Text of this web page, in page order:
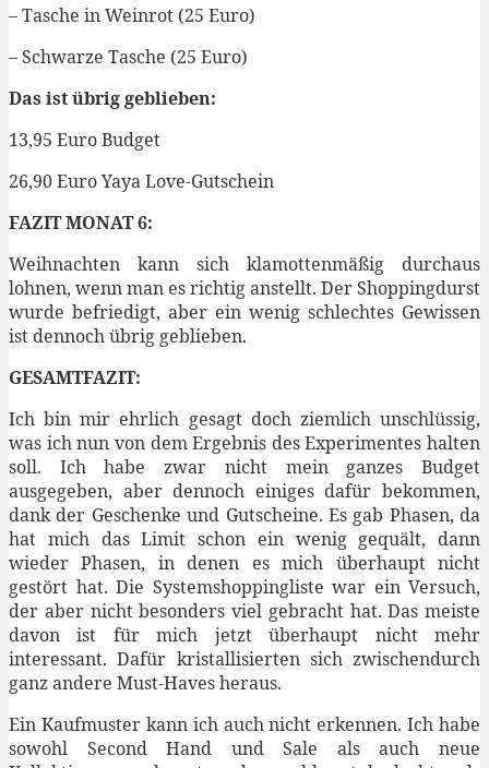
– Tasche in Weinrot (25 Euro)
– Schwarze Tasche (25 Euro)
Das ist übrig geblieben:
13,95 Euro Budget
26,90 Euro Yaya Love-Gutschein
FAZIT MONAT 6:
Weihnachten kann sich klamottenmäßig durchaus
lohnen, wenn man es richtig anstellt. Der Shoppingdurst
wurde befriedigt, aber ein wenig schlechtes Gewissen
ist dennoch übrig geblieben.
GESAMTFAZIT:
Ich bin mir ehrlich gesagt doch ziemlich unschlüssig,
was ich nun von dem Ergebnis des Experimentes halten
soll. Ich habe zwar nicht mein ganzes Budget
ausgegeben, aber dennoch einiges dafür bekommen,
dank der Geschenke und Gutscheine. Es gab Phasen, da
hat mich das Limit schon ein wenig gequält, dann
wieder Phasen, in denen es mich überhaupt nicht
gestört hat. Die Systemshoppingliste war ein Versuch,
der aber nicht besonders viel gebracht hat. Das meiste
davon ist für mich jetzt überhaupt nicht mehr
interessant. Dafür kristallisierten sich zwischendurch
ganz andere Must-Haves heraus.
Ein Kaufmuster kann ich auch nicht erkennen. Ich habe
sowohl Second Hand und Sale als auch neue